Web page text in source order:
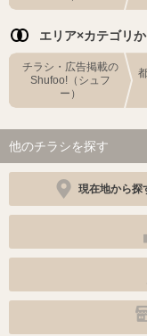
エリア×カテゴリ
チラシ・広告掲載の
Shufoo!（シュフ
ー）
他のチラシを探す
現在地から探